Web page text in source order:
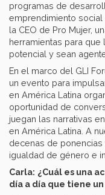
programas de
emprendimiento social
la CEO de Pro Mujer,
herramientas para
potencial y sean
En el marco del GLI
un evento para
en América Latina
oportunidad de
juegan las narrativas
en América Latina. A
decenas de
igualdad de género e
Carla: ¿Cuál es una
día a día que tiene